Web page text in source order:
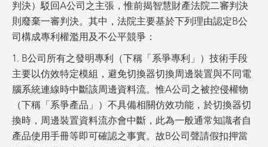
判決）駁回A公司之主張，惟前揭智慧財產法院二審判決
則廢棄一審判決。其中，法院主要基於下列理由認定B公
司構成專利權濫用及不公平競爭：
1. B公司所有之發明專利（下稱「系爭專利」）技術手段
主要以仿效特定模組，避免切換器切換周邊裝置與不同電
腦系統連線時中斷該周邊資料流。惟A公司之被控侵權物
（下稱「系爭產品」）不具備相關仿效功能，於切換器切
換時，周邊裝置資料流亦會中斷，此為一般通常知識者自
產品使用手冊等即可確認之事實。故B公司聲請假扣押當